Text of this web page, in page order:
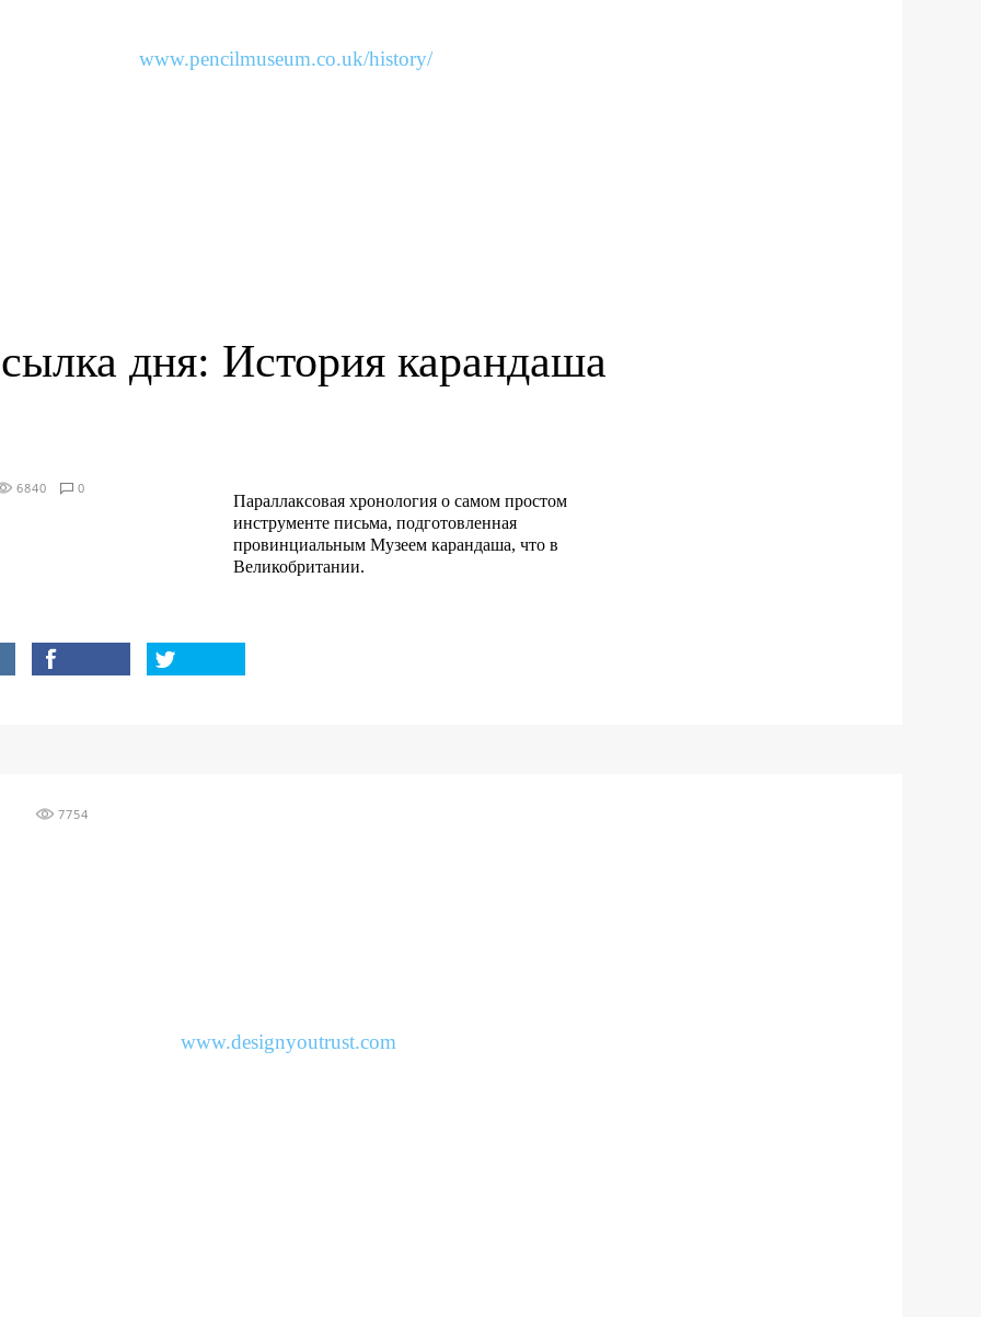
www.pencilmuseum.co.uk/history/
дня: История карандаша
6840 0
Параллаксовая хронология о самом простом
инструменте письма, подготовленная
провинциальным Музеем карандаша, что в
Великобритании.
7754
www.designyoutrust.com